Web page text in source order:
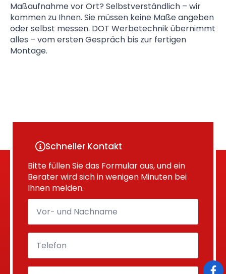
Maßaufnahme vor Ort? Selbstverständlich – wir
kommen zu Ihnen. Sie müssen keine Maße angeben
oder selbst messen. DOT Werbetechnik übernimmt
alles – vom ersten Gespräch bis zur fertigen
Montage.
Schneller Kontakt
Bitte füllen Sie das Formular aus, und ein
Berater wird sich in wenigen Minuten bei
Ihnen melden.